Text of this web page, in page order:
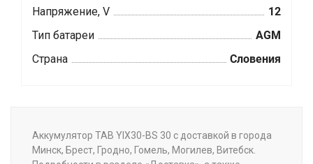
Напряжение, V
12
Тип батареи
AGM
Страна
Словения
Аккумулятор TAB YIX30-BS 30 с доставкой в города
Минск, Брест, Гродно, Гомель, Могилев, Витебск.